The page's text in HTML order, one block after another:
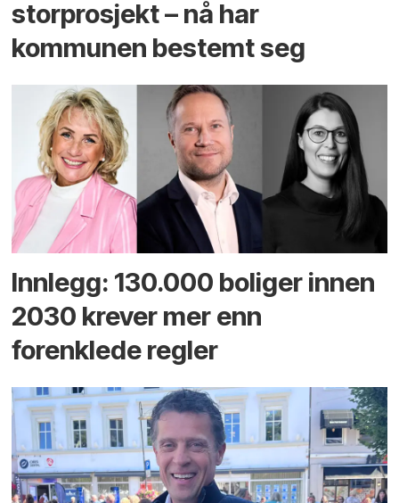
storprosjekt – nå har
kommunen bestemt seg
Innlegg: 130.000 boliger innen
2030 krever mer enn
forenklede regler